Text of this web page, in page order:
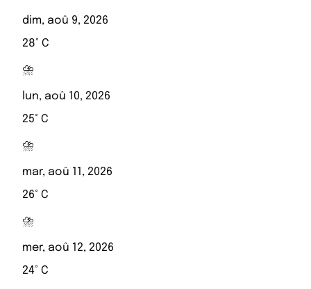
dim, aoû 9, 2026
28° C
⛈️
lun, aoû 10, 2026
25° C
⛈️
mar, aoû 11, 2026
26° C
⛈️
mer, aoû 12, 2026
24° C